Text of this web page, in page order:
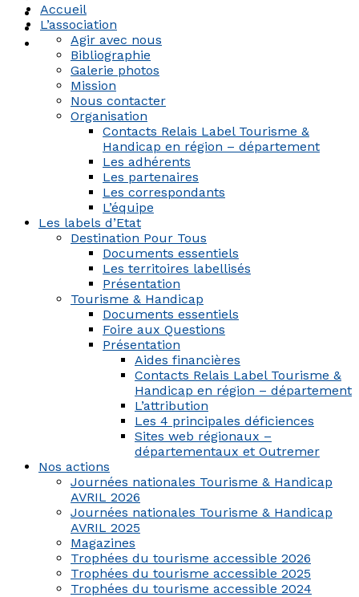
Accueil
L’association
Agir avec nous
Bibliographie
Galerie photos
Mission
Nous contacter
Organisation
Contacts Relais Label Tourisme &
Handicap en région – département
Les adhérents
Les partenaires
Les correspondants
L’équipe
Les labels d’Etat
Destination Pour Tous
Documents essentiels
Les territoires labellisés
Présentation
Tourisme & Handicap
Documents essentiels
Foire aux Questions
Présentation
Aides financières
Contacts Relais Label Tourisme &
Handicap en région – département
L’attribution
Les 4 principales déficiences
Sites web régionaux –
départementaux et Outremer
Nos actions
Journées nationales Tourisme & Handicap
AVRIL 2026
Journées nationales Tourisme & Handicap
AVRIL 2025
Magazines
Trophées du tourisme accessible 2026
Trophées du tourisme accessible 2025
Trophées du tourisme accessible 2024